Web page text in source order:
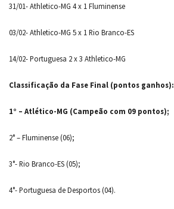
31/01- Athletico-MG 4 x 1 Fluminense
03/02- Athletico-MG 5 x 1 Rio Branco-ES
14/02- Portuguesa 2 x 3 Athletico-MG
Classificação da Fase Final (pontos ganhos):
1° – Atlético-MG (Campeão com 09 pontos);
2° – Fluminense (06);
3°- Rio Branco-ES (05);
4°- Portuguesa de Desportos (04).